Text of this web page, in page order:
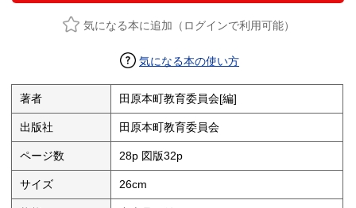
気になる本に追加（ログインで利用可能）
気になる本の使い方
著者 田原本町教育委員会[編]
出版社 田原本町教育委員会
ページ数 28p 図版32p
サイズ 26cm